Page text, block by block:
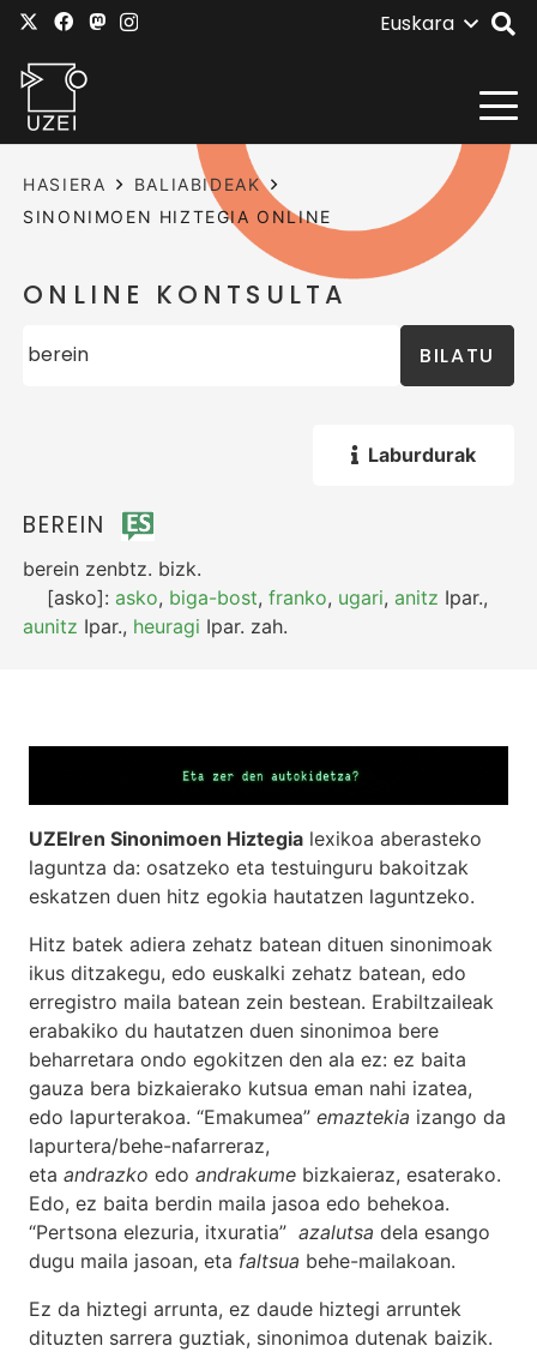
Euskara
HASIERA
BALIABIDEAK
SINONIMOEN HIZTEGIA ONLINE
ONLINE KONTSULTA
BILATU
Laburdurak
BEREIN
berein zenbtz. bizk.
[asko]:asko, biga-bost,franko, ugari,anitz Ipar.,
aunitz Ipar., heuragi Ipar. zah.
UZEIren Sinonimoen Hiztegia lexikoa aberasteko
laguntza da: osatzeko eta testuinguru bakoitzak
eskatzen duen hitz egokia hautatzen laguntzeko.
Hitz batek adiera zehatz batean dituen sinonimoak
ikus ditzakegu, edo euskalki zehatz batean, edo
erregistro maila batean zein bestean. Erabiltzaileak
erabakiko du hautatzen duen sinonimoa bere
beharretara ondo egokitzen den ala ez: ez baita
gauza bera bizkaierako kutsua eman nahi izatea,
edo lapurterakoa. “Emakumea” emaztekia izango da
lapurtera/behe-nafarreraz,
eta andrazko edo andrakume bizkaieraz, esaterako.
Edo, ez baita berdin maila jasoa edo behekoa.
“Pertsona elezuria, itxuratia” azalutsa dela esango
dugu maila jasoan, eta faltsua behe-mailakoan.
Ez da hiztegi arrunta, ez daude hiztegi arruntek
dituzten sarrera guztiak, sinonimoa dutenak baizik.